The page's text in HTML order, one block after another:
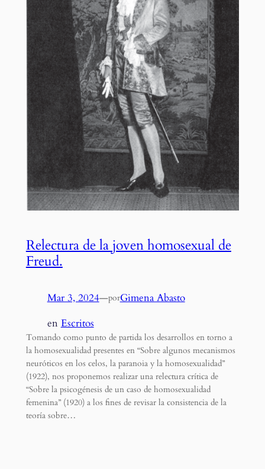
Relectura de la joven homosexual de
Freud.
Mar 3, 2024—porGimena Abasto
en Escritos
Tomando como punto de partida los desarrollos en torno a
la homosexualidad presentes en “Sobre algunos mecanismos
neuróticos en los celos, la paranoia y la homosexualidad”
(1922), nos proponemos realizar una relectura crítica de
“Sobre la psicogénesis de un caso de homosexualidad
femenina” (1920) a los fines de revisar la consistencia de la
teoría sobre…